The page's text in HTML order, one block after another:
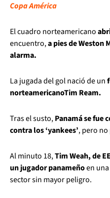
Copa América
El cuadro norteamericano
encuentro,a pies de Weston
alarma.
La jugada del gol nació de un
norteamericanoTim Ream.
Tras el susto,Panamá se fue
contra los ‘yankees’, pero
Al minuto 18,Tim Weah, de
un jugador panameñoen
sector sin mayor peligro.